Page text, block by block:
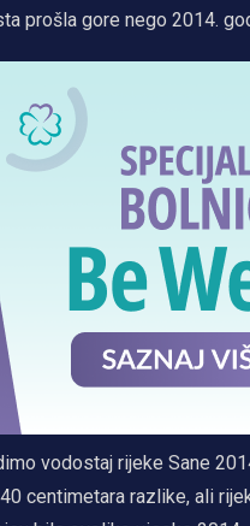
prošla gore nego 2014.
vodostaj rijeke Sane
centimetara razlike, ali